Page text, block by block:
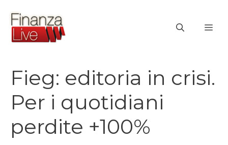
contenuto
Fieg: editoria in crisi.
Per i quotidiani
perdite +100%